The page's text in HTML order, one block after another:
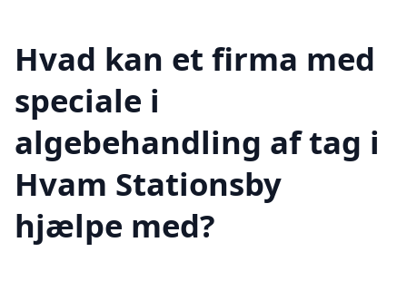
Hvad kan et firma med
speciale i
algebehandling af tag i
Hvam Stationsby
hjælpe med?